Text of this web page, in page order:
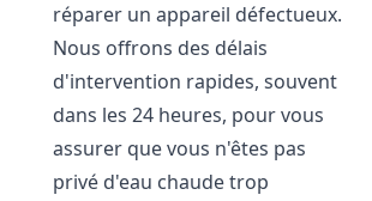
réparer un appareil défectueux.
Nous offrons des délais
d'intervention rapides, souvent
dans les 24 heures, pour vous
assurer que vous n'êtes pas
privé d'eau chaude trop